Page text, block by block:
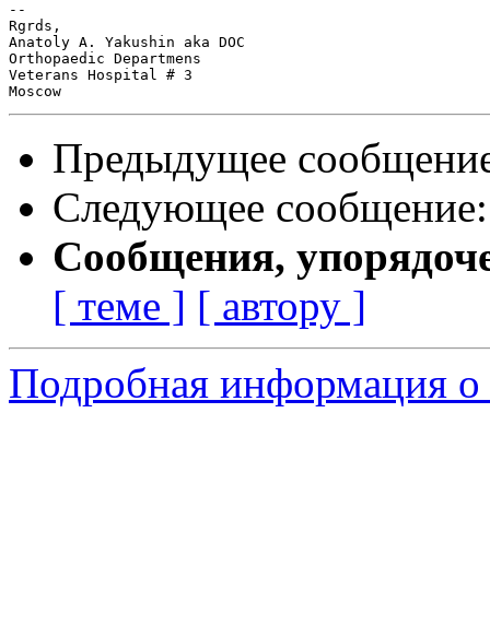
--
Rgrds,
Anatoly A. Yakushin aka DOC
Orthopaedic Departmens
Veterans Hospital # 3
Предыдущее
Следующее
Сообщения,
[ теме ] [ автору ]
Подробная информация о